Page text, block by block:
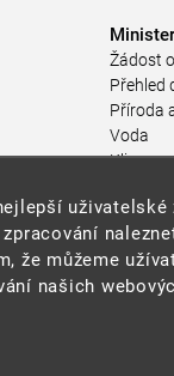
Žádost
Přehled
Příroda
Voda
Klima a
Rizika
Stav
že můžeme
našich